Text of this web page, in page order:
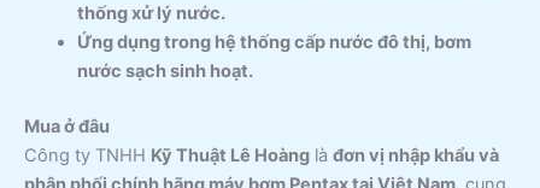
thống xử lý nước.
Ứng dụng trong hệ thống cấp nước đô thị, bơm
nước sạch sinh hoạt.
Mua ở đâu
Công ty TNHH Kỹ Thuật Lê Hoàng là đơn vị nhập khẩu và